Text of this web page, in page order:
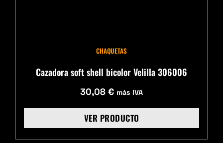
CHAQUETAS
Cazadora soft shell bicolor Velilla 306006
30,08 € más IVA
VER PRODUCTO